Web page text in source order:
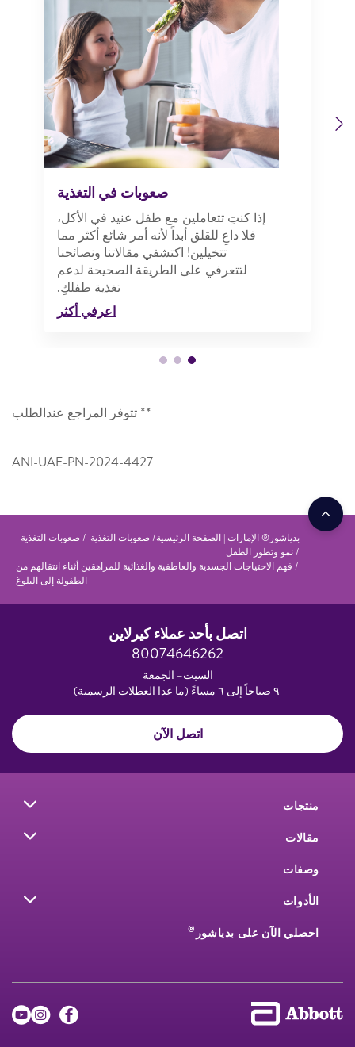
Previous
صعوبات في التغذية
إذا كنتِ تتعاملين مع طفل عنيد في الأكل،
فلا داعِ للقلق أبداً لأنه أمر شائع أكثر مما
تتخيلين! اكتشفي مقالاتنا ونصائحنا
لتتعرفي على الطريقة الصحيحة لدعم
تغذية طفلكِ.
اعرفي أكثر
** تتوفر المراجع عندالطلب
ANI-UAE-PN-2024-4427
بدياشور® الإمارات | الصفحة الرئيسية صعوبات التغذية
صعوبات التغذية
نمو وتطور الطفل
فهم الاحتياجات الجسدية والعاطفية والغذائية للمراهقين أثناء انتقالهم من
الطفولة إلى البلوغ
اتصل بأحد عملاء كيرلاين
80074646262
السبت– الجمعة
اتصل الآن
منتجات
مقالات
وصفات
الأدوات
احصلي الآن على بدياشور ®